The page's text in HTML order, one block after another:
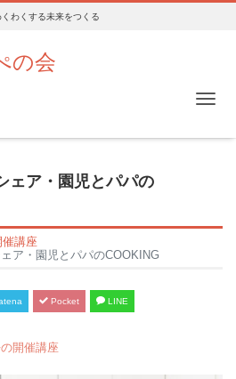
わくする未来をつくる
の会
ェア・園児とパパの
催講座
ア・園児とパパのCOOKING
Pocket LINE
開催講座